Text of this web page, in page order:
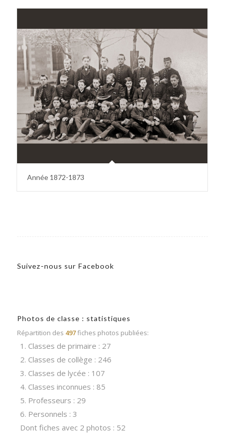
Année 1872-1873
Suivez-nous sur Facebook
Photos de classe : statistiques
Répartition des 497fiches photos publiées:
1. Classes de primaire : 27
2. Classes de collège : 246
3. Classes de lycée : 107
4. Classes inconnues : 85
5. Professeurs : 29
6. Personnels : 3
Dont fiches avec 2 photos : 52